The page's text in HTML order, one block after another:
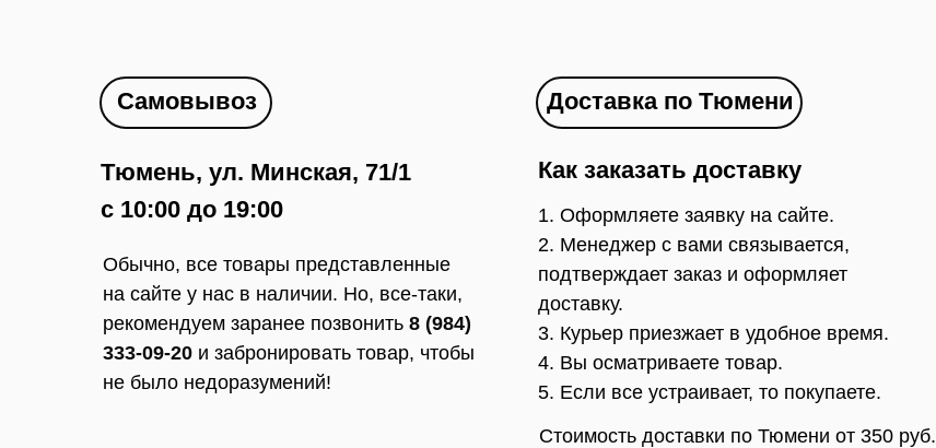
Доставка по Тюмени
Самовывоз
Как заказать доставку
Стоимость доставки по Тюмени от 350 руб.
Обычно, все товары представленные
на сайте у нас в наличии. Но, все-таки,
рекомендуем заранее позвонить 8 (984)
333-09-20 и забронировать товар, чтобы
не было недоразумений!
Тюмень, ул. Минская, 71/1
с 10:00 до 19:00
1. Оформляете заявку на сайте.
2. Менеджер с вами связывается,
подтверждает заказ и оформляет
доставку.
3. Курьер приезжает в удобное время.
4. Вы осматриваете товар.
5. Если все устраивает, то покупаете.